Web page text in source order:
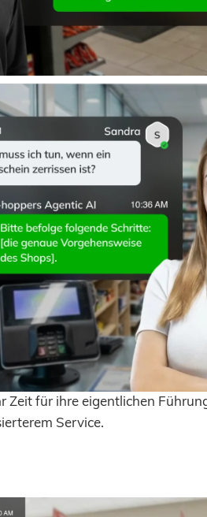
Zeit für ihre eigentlichen
Service.